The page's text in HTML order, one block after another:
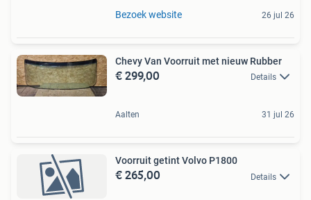
Bezoek website 26 jul 26
Chevy Van Voorruit met nieuw Rubber
€ 299,00 Details
Aalten 31 jul 26
Voorruit getint Volvo P1800
€ 265,00 Details